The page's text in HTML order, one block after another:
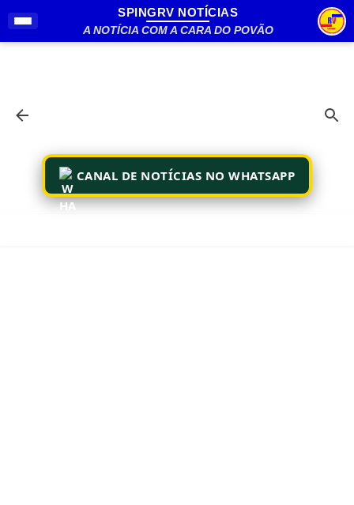
Pular para o conteúdo principal
SPINGRV NOTÍCIAS
A NOTÍCIA COM A CARA DO POVÃO
CANAL DE NOTÍCIAS NO WHATSAPP